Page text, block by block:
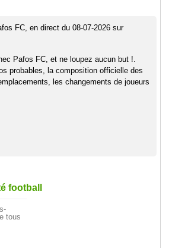
FC, en direct du 08-07-2026 sur
Pafos FC, et ne loupez aucun but !.
probables, la composition officielle des
les changements de joueurs
football
tous